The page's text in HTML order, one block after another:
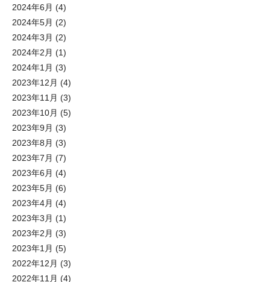
2024年6月 (4)
2024年5月 (2)
2024年3月 (2)
2024年2月 (1)
2024年1月 (3)
2023年12月 (4)
2023年11月 (3)
2023年10月 (5)
2023年9月 (3)
2023年8月 (3)
2023年7月 (7)
2023年6月 (4)
2023年5月 (6)
2023年4月 (4)
2023年3月 (1)
2023年2月 (3)
2023年1月 (5)
2022年12月 (3)
2022年11月 (4)